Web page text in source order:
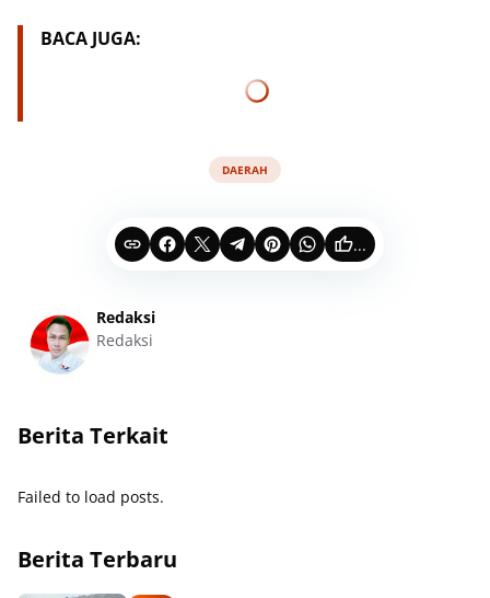
BACA JUGA:
DAERAH
...
Redaksi
Redaksi
Berita Terkait
Failed to load posts.
Berita Terbaru